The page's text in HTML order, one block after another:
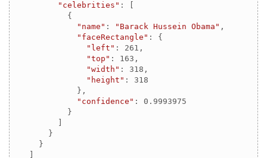
"celebrities" : [
          {
"name" : "Barack Hussein Obama" ,
"faceRectangle" : {
"left" : 261 ,
"top" : 163 ,
"width" : 318 ,
"height" : 318
            },
"confidence" : 0.9993975
          }
      }
    }